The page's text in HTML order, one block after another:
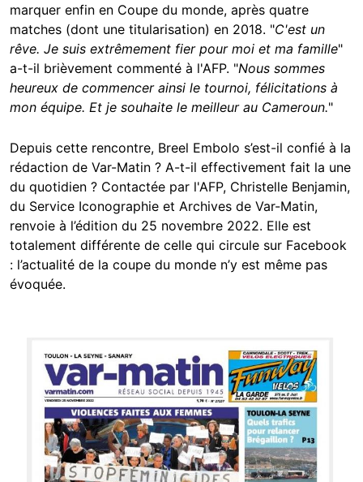
marquer enfin en Coupe du monde, après quatre
matches (dont une titularisation) en 2018. "C'est un
rêve. Je suis extrêmement fier pour moi et ma famille"
a-t-il brièvement commenté à l'AFP. "Nous sommes
heureux de commencer ainsi le tournoi, félicitations à
mon équipe. Et je souhaite le meilleur au Cameroun."
Depuis cette rencontre, Breel Embolo s’est-il confié à la
rédaction de Var-Matin ? A-t-il effectivement fait la une
du quotidien ? Contactée par l'AFP, Christelle Benjamin,
du Service Iconographie et Archives de Var-Matin,
renvoie à l’édition du 25 novembre 2022. Elle est
totalement différente de celle qui circule sur Facebook
: l’actualité de la coupe du monde n’y est même pas
évoquée.